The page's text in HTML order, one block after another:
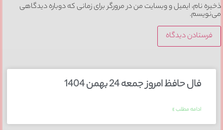
ذخیره نام، ایمیل و وبسایت من در مرورگر برای زمانی که دوباره دیدگاهی
می‌نویسم.
فال حافظ امروز جمعه 24 بهمن 1404
ادامه مطلب »